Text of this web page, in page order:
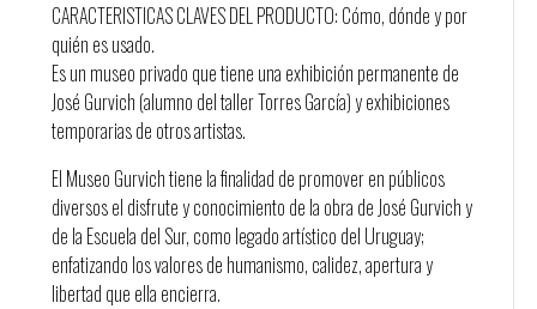
CARACTERISTICAS CLAVES DEL PRODUCTO: Cómo, dónde y por
quién es usado.
Es un museo privado que tiene una exhibición permanente de
José Gurvich (alumno del taller Torres García) y exhibiciones
temporarias de otros artistas.
El Museo Gurvich tiene la finalidad de promover en públicos
diversos el disfrute y conocimiento de la obra de José Gurvich y
de la Escuela del Sur, como legado artístico del Uruguay;
enfatizando los valores de humanismo, calidez, apertura y
libertad que ella encierra.